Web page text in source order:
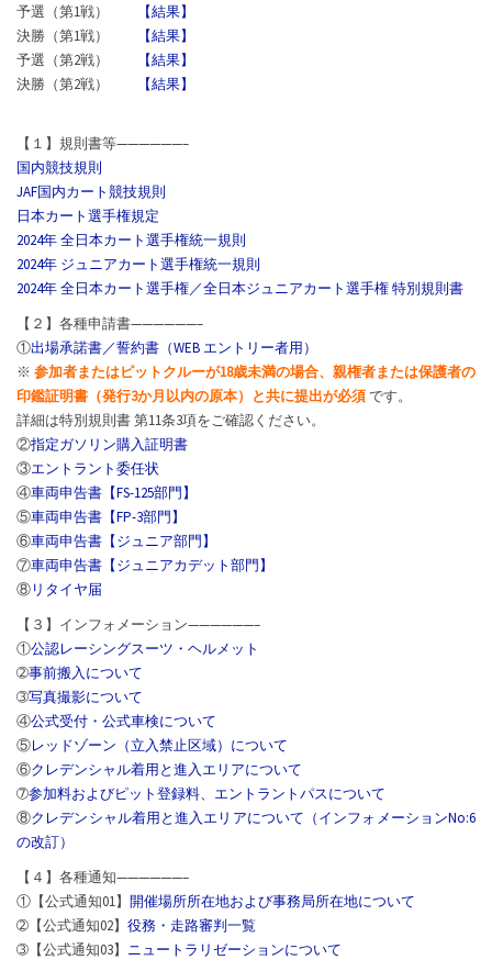
予選（第1戦）
【結果】
決勝（第1戦）
【結果】
予選（第2戦）
【結果】
決勝（第2戦）
【結果】
【１】規則書等——————–
国内競技規則
JAF国内カート競技規則
日本カート選手権規定
2024年 全日本カート選手権統一規則
2024年 ジュニアカート選手権統一規則
2024年 全日本カート選手権／全日本ジュニアカート選手権 特別規則書
【２】各種申請書——————–
①出場承諾書／誓約書（WEB エントリー者用）
※ 参加者またはピットクルーが18歳未満の場合、親権者または保護者の
印鑑証明書（発行3か月以内の原本）と共に提出が必須です。
詳細は特別規則書 第11条3項をご確認ください。
②指定ガソリン購入証明書
③エントラント委任状
④車両申告書【FS-125部門】
⑤車両申告書【FP-3部門】
⑥車両申告書【ジュニア部門】
⑦車両申告書【ジュニアカデット部門】
⑧リタイヤ届
【３】インフォメーション——————–
①公認レーシングスーツ・ヘルメット
➁事前搬入について
➂写真撮影について
④公式受付・公式車検について
⑤レッドゾーン（立入禁止区域）について
⑥クレデンシャル着用と進入エリアについて
➆参加料およびピット登録料、エントラントパスについて
⑧クレデンシャル着用と進入エリアについて（インフォメーションNo:6
の改訂）
【４】各種通知——————–
①【公式通知01】 開催場所所在地および事務局所在地について
➁【公式通知02】 役務・走路審判一覧
➂【公式通知03】 ニュートラリゼーションについて